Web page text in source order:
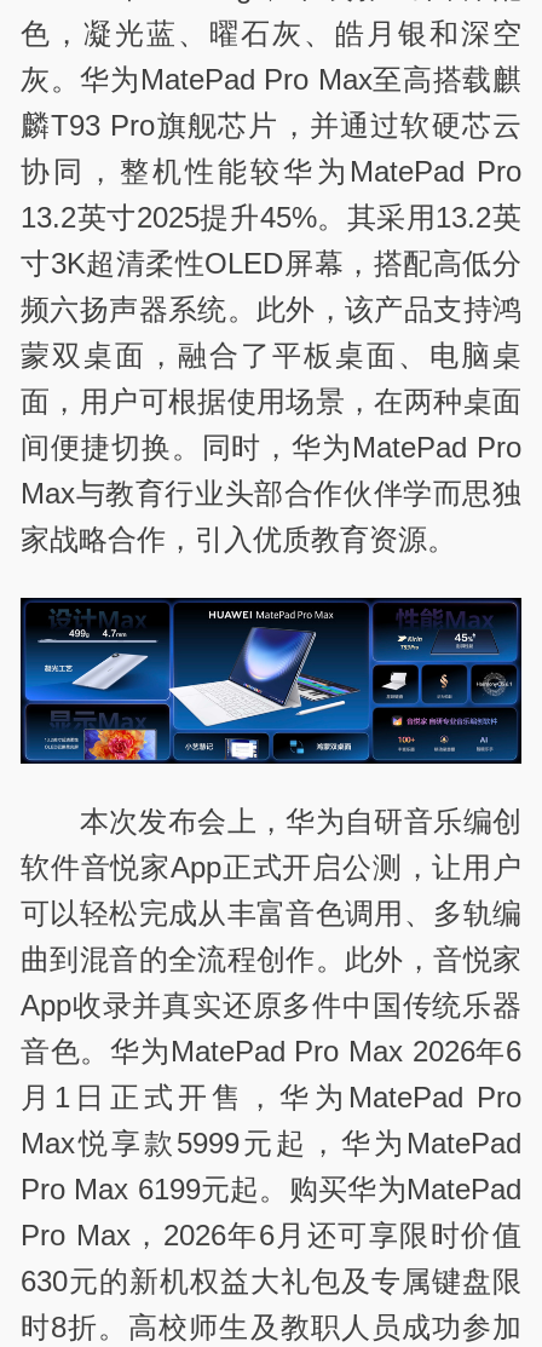
色，凝光蓝、曜石灰、皓月银和深空
灰。华为MatePad Pro Max至高搭载麒
麟T93 Pro旗舰芯片，并通过软硬芯云
协同，整机性能较华为MatePad Pro
13.2英寸2025提升45%。其采用13.2英
寸3K超清柔性OLED屏幕，搭配高低分
频六扬声器系统。此外，该产品支持鸿
蒙双桌面，融合了平板桌面、电脑桌
面，用户可根据使用场景，在两种桌面
间便捷切换。同时，华为MatePad Pro
Max与教育行业头部合作伙伴学而思独
家战略合作，引入优质教育资源。
本次发布会上，华为自研音乐编创
软件音悦家App正式开启公测，让用户
可以轻松完成从丰富音色调用、多轨编
曲到混音的全流程创作。此外，音悦家
App收录并真实还原多件中国传统乐器
音色。华为MatePad Pro Max 2026年6
月1日正式开售，华为MatePad Pro
Max悦享款5999元起，华为MatePad
Pro Max 6199元起。购买华为MatePad
Pro Max，2026年6月还可享限时价值
630元的新机权益大礼包及专属键盘限
时8折。高校师生及教职人员成功参加